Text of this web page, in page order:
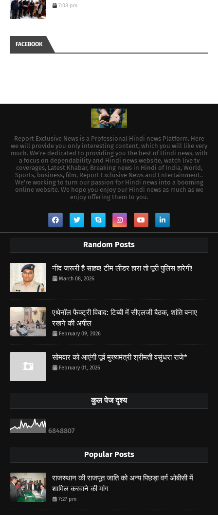
7:08 pm
FACEBOOK
Report Exclusive News is a Professional Hindi news Platform. Here
we will provide you only interesting content, which you will like very
much. We're dedicated to providing you the best of Hindi news, with
a focus on dependability and Hindi news website, watch live tv
coverages, Latest Khabar, Breaking news in Hindi of India, World,
Sports, business, film, Report Exclusive News and Entertainment..
We're working to turn our passion for Hindi news into a booming
online website. We hope you enjoy our Hindi news as much as we
enjoy offering them to you.
Random Posts
नींद जरूरी है साहब! टीम लीडर हारा तो पूरी पुलिस हारेगी!
March 08, 2026
एथेनॉल फैक्ट्री विवाद: टिब्बी में सीएलजी बैठक, शांति बनाए
रखने की अपील
February 09, 2026
सोमवार को आएंगी पूर्व मुख्यमंत्री श्रीमती वसुंधरा राजे*
February 01, 2026
कुल पेज दृश्य
6848807
Popular Posts
राजस्थान की राजपूत जाति को अन्य पिछड़ा वर्ग ओबीसी में
शामिल करवाने की मांग
7:27 pm